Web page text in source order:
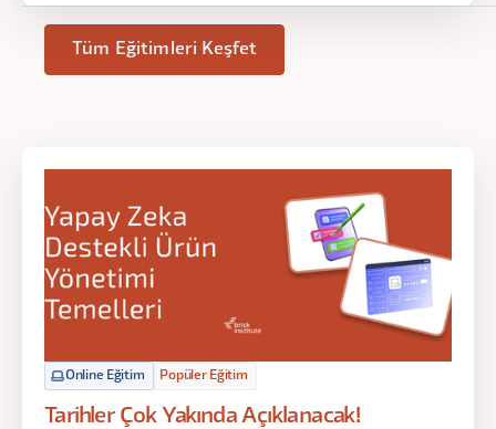
Tüm Eğitimleri Keşfet
Online Eğitim Popüler Eğitim
Tarihler Çok Yakında Açıklanacak!